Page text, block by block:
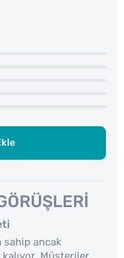
sahip ancak